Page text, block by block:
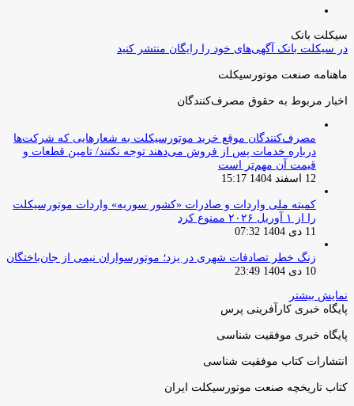
سیکلت بانک
در سیکلت بانک آگهی‌های خود را رایگان منتشر کنید
ماهنامه صنعت موتورسیکلت
اخبار مربوط به حقوق مصرف‌کنندگان
مصرف‌کنندگان موقع خرید موتورسیکلت به شعارهایی که شرکت‌ها
درباره خدمات پس از فروش می‌دهند توجه نکنند/ تامین قطعات و
قیمت آن مهم‌تر است
12 اسفند 1404 15:17
کمیته ملی واردات و صادرات «کشور سوریه» واردات موتورسیکلت
را از ۱ آوریل ۲۰۲۶ ممنوع کرد
11 دی 1404 07:32
زنگ خطر تصادفات شهری در یزد؛ موتورسواران نیمی از جان‌باختگان
10 دی 1404 23:49
نمایش بیشتر
پایگاه خبری کارآفرینی پرس
پایگاه خبری موفقیت شناسی
انتشارات کتاب موفقیت شناسی
کتاب تاریخچه صنعت موتورسیکلت ایران